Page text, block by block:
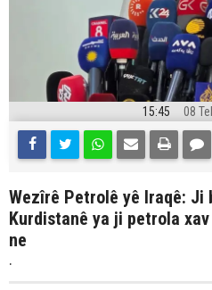
15:45 08
Wezîrê Petrolê yê Iraqê: Ji
Kurdistanê ya ji petrola
ne
.